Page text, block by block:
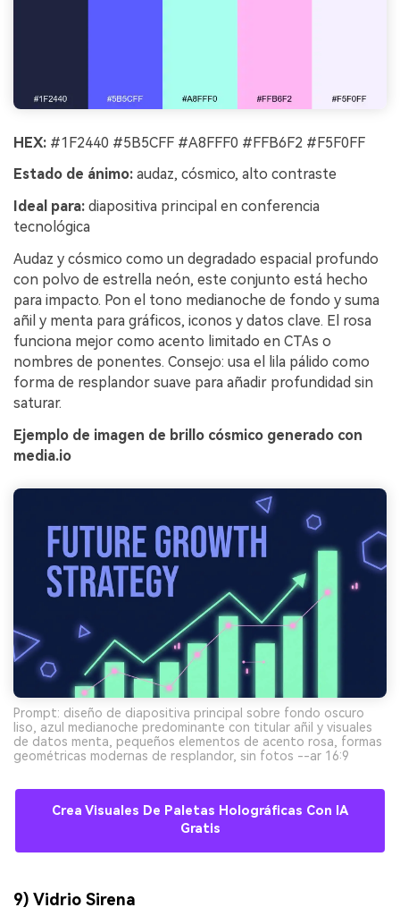
HEX: #1F2440 #5B5CFF #A8FFF0 #FFB6F2 #F5F0FF
Estado de ánimo: audaz, cósmico, alto contraste
Ideal para: diapositiva principal en conferencia
tecnológica
Audaz y cósmico como un degradado espacial profundo
con polvo de estrella neón, este conjunto está hecho
para impacto. Pon el tono medianoche de fondo y suma
añil y menta para gráficos, iconos y datos clave. El rosa
funciona mejor como acento limitado en CTAs o
nombres de ponentes. Consejo: usa el lila pálido como
forma de resplandor suave para añadir profundidad sin
saturar.
Ejemplo de imagen de brillo cósmico generado con
media.io
Prompt: diseño de diapositiva principal sobre fondo oscuro
liso, azul medianoche predominante con titular añil y visuales
de datos menta, pequeños elementos de acento rosa, formas
geométricas modernas de resplandor, sin fotos --ar 16:9
Crea Visuales De Paletas Holográficas Con IA
Gratis
9) Vidrio Sirena